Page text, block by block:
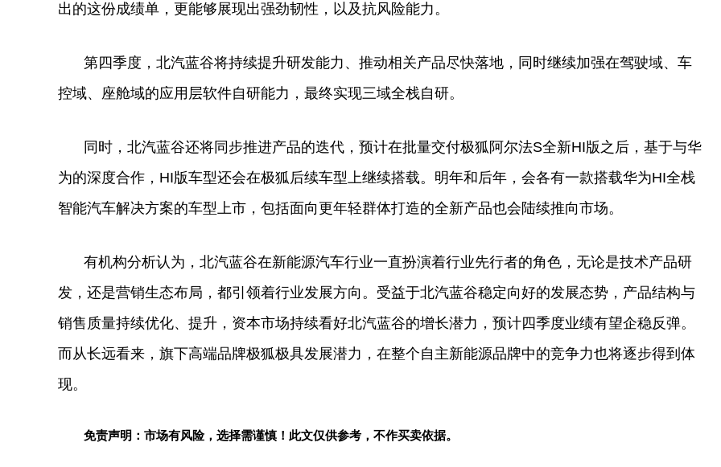
出的这份成绩单，更能够展现出强劲韧性 ，以及抗风险能力。
第四季度，北汽蓝谷将持续提升研发能力、推动相关产品尽快落地，同时继续加强在驾驶域、车
控域、座舱域的应用层软件自研能力，最终实现三域全栈自研。
同时，北汽蓝谷还将同步推进产品的迭代，预计在批量交付极狐阿尔法S全新HI版之后，基于与华
为的深度合作，HI版车型还会在极狐后续车型上继续搭载。明年和后年，会各有一款搭载华为HI全栈
智能汽车解决方案的车型上市，包括面向更年轻群体打造的全新产品也会陆续推向市场。
有机构分析认为，北汽蓝谷在新能源汽车行业一直扮演着行业先行者的角色，无论是技术产品研
发，还是营销生态布局，都引领着行业发展方向。受益于北汽蓝谷稳定向好的发展态势，产品结构与
销售质量持续优化、提升，资本市场持续看好北汽蓝谷的增长潜力，预计四季度业绩有望企稳反弹。
而从长远看来，旗下高端品牌极狐极具发展潜力，在整个自主新能源品牌中的竞争力也将逐步得到体
现。
免责声明：市场有风险，选择需谨慎！此文仅供参考，不作买卖依据。